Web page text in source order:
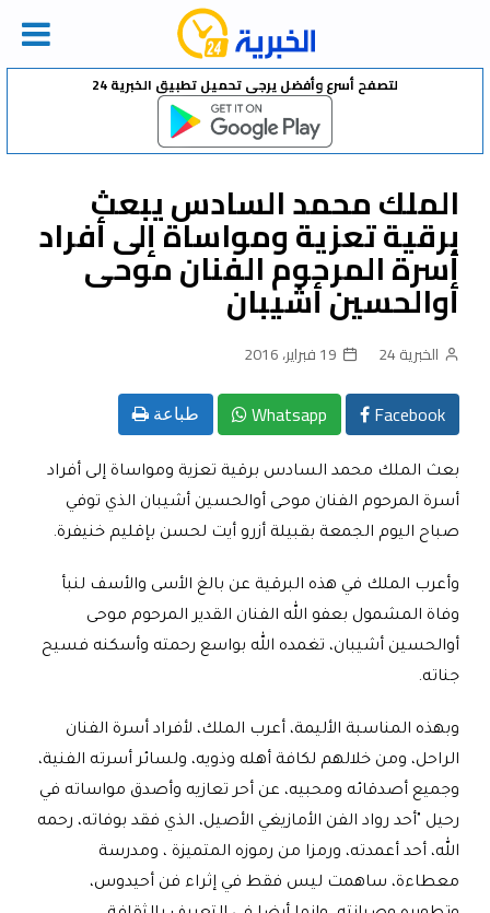
Skip
لتصفح أسرع وأفضل يرجى تحميل تطبيق الخبرية 24
الملك محمد السادس يبعث
برقية تعزية ومواساة إلى أفراد
أسرة المرحوم الفنان موحى
أوالحسين أشيبان
الخبرية 24 19 فبراير، 2016
Facebook
Whatsapp طباعة
بعث الملك محمد السادس برقية تعزية ومواساة إلى أفراد
أسرة المرحوم الفنان موحى أوالحسين أشيبان الذي توفي
صباح اليوم الجمعة بقبيلة أزرو أيت لحسن بإقليم خنيفرة.
وأعرب الملك في هذه البرقية عن بالغ الأسى والأسف لنبأ
وفاة المشمول بعفو الله الفنان القدير المرحوم موحى
أوالحسين أشيبان، تغمده الله بواسع رحمته وأسكنه فسيح
جناته.
وبهذه المناسبة الأليمة، أعرب الملك، لأفراد أسرة الفنان
الراحل، ومن خلالهم لكافة أهله وذويه، ولسائر أسرته الفنية،
وجميع أصدقائه ومحبيه، عن أحر تعازيه وأصدق مواساته في
رحيل "أحد رواد الفن الأمازيغي الأصيل، الذي فقد بوفاته، رحمه
الله، أحد أعمدته، ورمزا من رموزه المتميزة ، ومدرسة
معطاءة، ساهمت ليس فقط في إثراء فن أحيدوس،